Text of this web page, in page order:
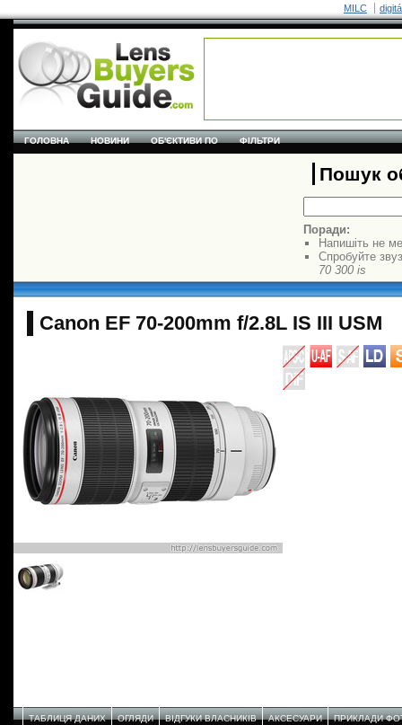
MILC
ГОЛОВНА НОВИНИ ОБ'ЄКТИВИ ПО ФІЛЬТРИ
Пошук
Поради:
Напишіть не
Спробуйте
70 300 is
Canon EF 70-200mm f/2.8L IS III USM
ТАБЛИЦЯ ДАНИХ ОГЛЯДИ ВІДГУКИ ВЛАСНИКІВ АКСЕСУАРИ ПРИКЛАДИ